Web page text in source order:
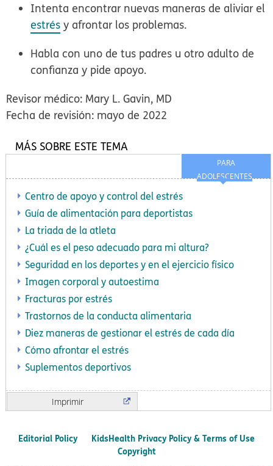
Intenta encontrar nuevas maneras de aliviar el
estrés y afrontar los problemas.
Habla con uno de tus padres u otro adulto de
confianza y pide apoyo.
Revisor médico: Mary L. Gavin, MD
Fecha de revisión: mayo de 2022
PARA
ADOLESCENTES
MÁS SOBRE ESTE TEMA
Centro de apoyo y control del estrés
Guía de alimentación para deportistas
La triada de la atleta
¿Cuál es el peso adecuado para mi altura?
Seguridad en los deportes y en el ejercicio físico
Imagen corporal y autoestima
Fracturas por estrés
Trastornos de la conducta alimentaria
Diez maneras de gestionar el estrés de cada día
Cómo afrontar el estrés
Suplementos deportivos
Imprimir
Editorial Policy
KidsHealth Privacy Policy & Terms of Use
Copyright